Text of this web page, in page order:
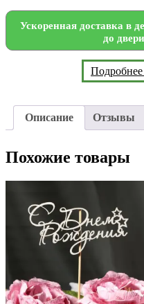
Ускоренная доставка в
до
Описание Отзывы
Похожие товары